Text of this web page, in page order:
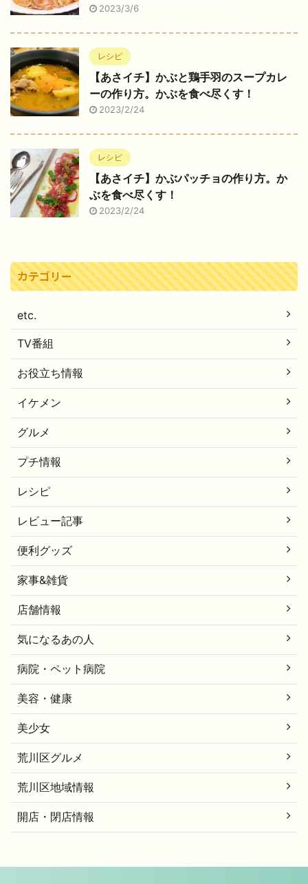
2023/3/6
レシピ
【あさイチ】かぶと鶏手羽のスープカレ
ーの作り方。かぶを食べ尽くす！
2023/2/24
レシピ
【あさイチ】かぶパッチョの作り方。か
ぶを食べ尽くす！
2023/2/24
カテゴリー
etc.
TV番組
お役立ち情報
イケメン
グルメ
プチ情報
レシピ
レビュー記事
便利グッズ
家事&雑貨
店舗情報
気になるあの人
病院・ペット病院
美容・健康
美少女
荒川区グルメ
荒川区地域情報
開店・閉店情報